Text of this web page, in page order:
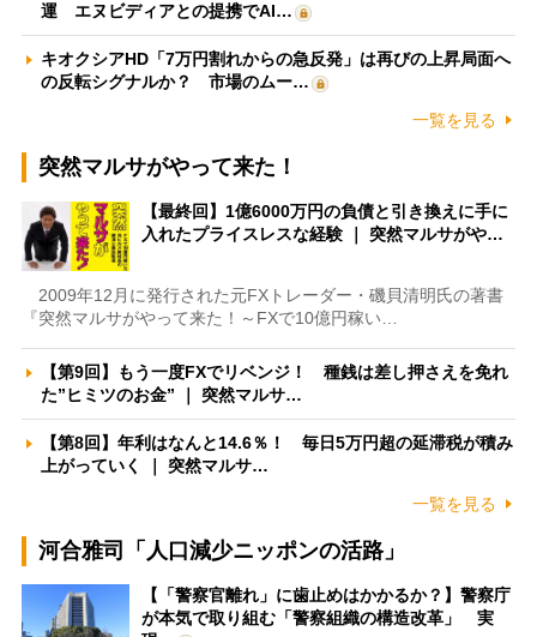
運 エヌビディアとの提携でAI…
キオクシアHD「7万円割れからの急反発」は再びの上昇局面へ
の反転シグナルか？ 市場のムー…
一覧を見る
突然マルサがやって来た！
【最終回】1億6000万円の負債と引き換えに手に
入れたプライスレスな経験 ｜ 突然マルサがや…
2009年12月に発行された元FXトレーダー・磯貝清明氏の著書
『突然マルサがやって来た！～FXで10億円稼い…
【第9回】もう一度FXでリベンジ！ 種銭は差し押さえを免れ
た”ヒミツのお金” ｜ 突然マルサ…
【第8回】年利はなんと14.6％！ 毎日5万円超の延滞税が積み
上がっていく ｜ 突然マルサ…
一覧を見る
河合雅司「人口減少ニッポンの活路」
【「警察官離れ」に歯止めはかかるか？】警察庁
が本気で取り組む「警察組織の構造改革」 実